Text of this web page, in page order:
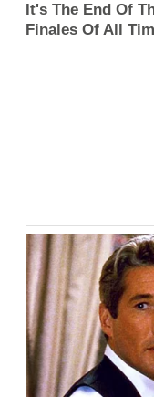
It's The End Of
Finales Of All